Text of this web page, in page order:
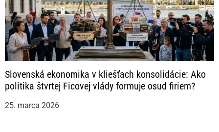
Slovenská ekonomika v kliešťach konsolidácie: Ako
politika štvrtej Ficovej vlády formuje osud firiem?
25. marca 2026